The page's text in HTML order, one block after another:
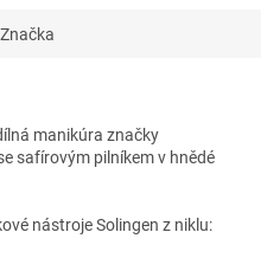
Značka
manikúra značky
safírovým pilníkem v hnědé
nástroje Solingen z niklu: